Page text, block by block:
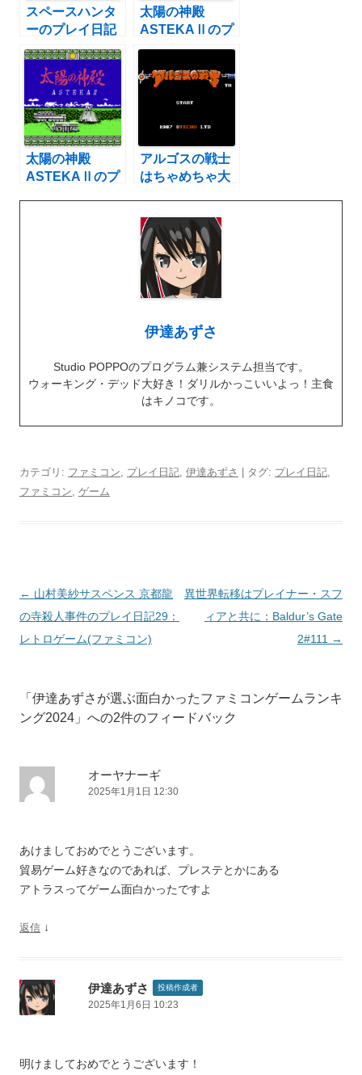
スペースハンタ
ーのプレイ日記
10：レトロゲー
ム(ファミコン)
太陽の神殿
ASTEKAⅡのプ
レイ日記1：レ
ミコン)
太陽の神殿
ASTEKAⅡのプ
アルゴスの戦士
はちゃめちゃ大
ーム(ファミコ
ン)
伊達あずさ
Studio POPPOのプログラム兼システム担当です。
ウォーキング・デッド大好き！ダリルかっこいいよっ！主食
はキノコです。
カテゴリ: ファミコン, プレイ日記, 伊達あずさ | タグ: プレイ日記,
ファミコン, ゲーム
投
稿
ナ
← 山村美紗サスペンス 京都龍
の寺殺人事件のプレイ日記29：
レトロゲーム(ファミコン)
異世界転移はプレイナー・スフ
ィアと共に：Baldur’s Gate
2#111 →
「 伊達あずさが選ぶ面白かったファミコンゲームランキ
ング2024 」への2件のフィードバック
オーヤナーギ
2025年1月1日 12:30
あけましておめでとうございます。
貿易ゲーム好きなのであれば、プレステとかにある
アトラスってゲーム面白かったですよ
返信 ↓
伊達あずさ 投稿作成者
2025年1月6日 10:23
明けましておめでとうございます！